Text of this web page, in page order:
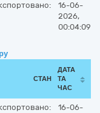
16-06-
2026,
00:04:09
СТАН
ДАТА
ТА
ЧАС
16-06-